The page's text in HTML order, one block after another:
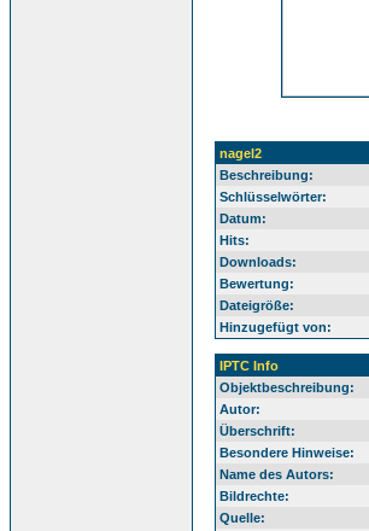
nagel2
Beschreibung:
Schlüsselwörter:
Datum:
Hits:
Downloads:
Bewertung:
Dateigröße:
Hinzugefügt von:
IPTC Info
Objektbeschreibung:
Autor:
Überschrift:
Besondere Hinweise:
Name des Autors:
Bildrechte:
Quelle: